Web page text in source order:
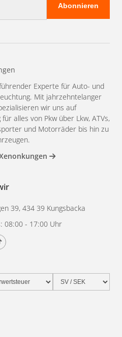
Abonnieren
Experte für Auto- und
Mit jahrzehntelanger
wir uns auf
alles von Pkw über Lkw, ATVs,
und Motorräder bis hin zu
39, 434 39 Kungsbacka
08:00 - 17:00 Uhr